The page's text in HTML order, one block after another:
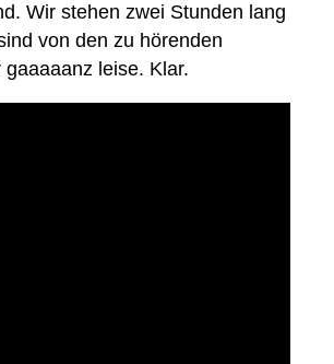
Wir stehen zwei Stunden lang
von den zu hörenden
leise. Klar.